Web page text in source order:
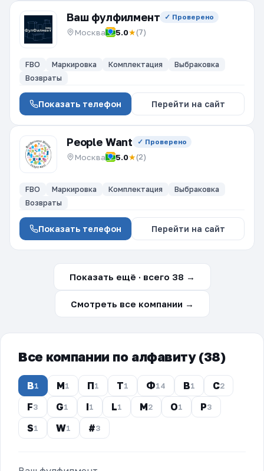
Ваш фулфилмент ✓ Проверено
Москва 5.0★(7)
FBO Маркировка Комплектация
Выбраковка
Возвраты
Показать телефон Перейти на сайт
People Want ✓ Проверено
Москва 5.0★(2)
FBO Маркировка Комплектация
Выбраковка
Возвраты
Показать телефон Перейти на сайт
Показать ещё · всего 38 →
Смотреть все компании →
Все компании по алфавиту (38)
В1 М1 П1 Т1 Ф14 B1 C2
F3 G1 I1 L1 M2 O1 P3
S1 W1 #3